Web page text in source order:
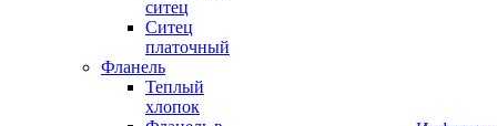
ситец
Ситец
платочный
Фланель
Теплый
хлопок